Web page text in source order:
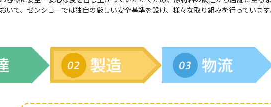
おいて、ゼンショーでは独自の厳しい安全基準を設け、様々な取り組みを行っていま